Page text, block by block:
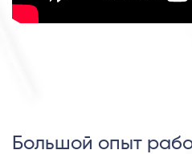
Большой опыт